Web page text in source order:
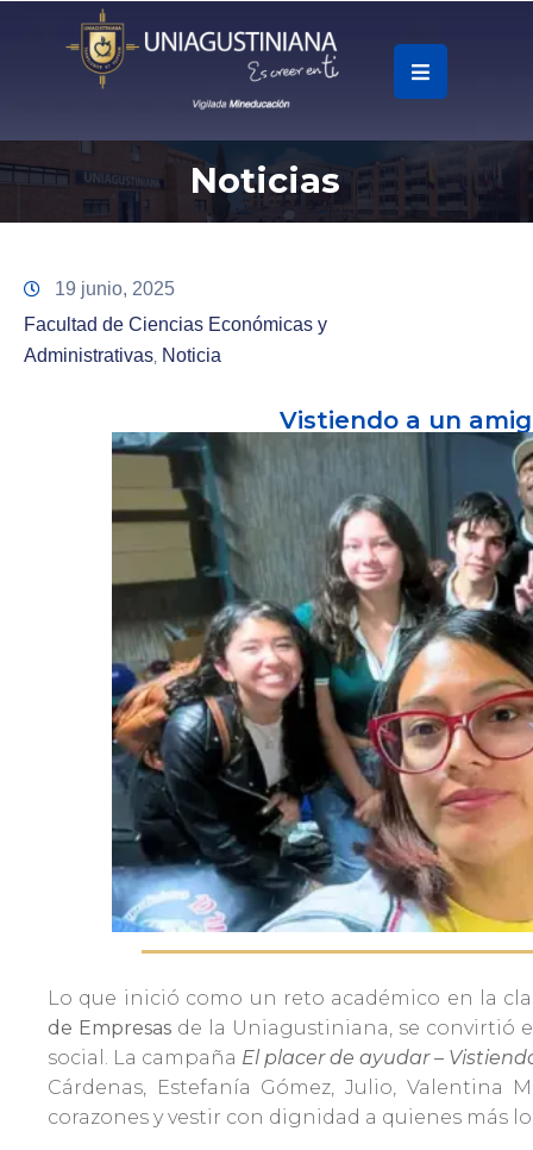
Accesos
Universidad
Investigaciones
Universitaria
Noticias
19 junio, 2025
Facultad de Ciencias Económicas y
Administrativas‚ Noticia
Vistiendo a un
Lo que inició como un reto académico en la
de Empresasde la Uniagustiniana, se convirtió
social. La campaña El placer de ayudar –
Cárdenas, Estefanía Gómez, Julio,
corazones y vestir con dignidad a quienes más